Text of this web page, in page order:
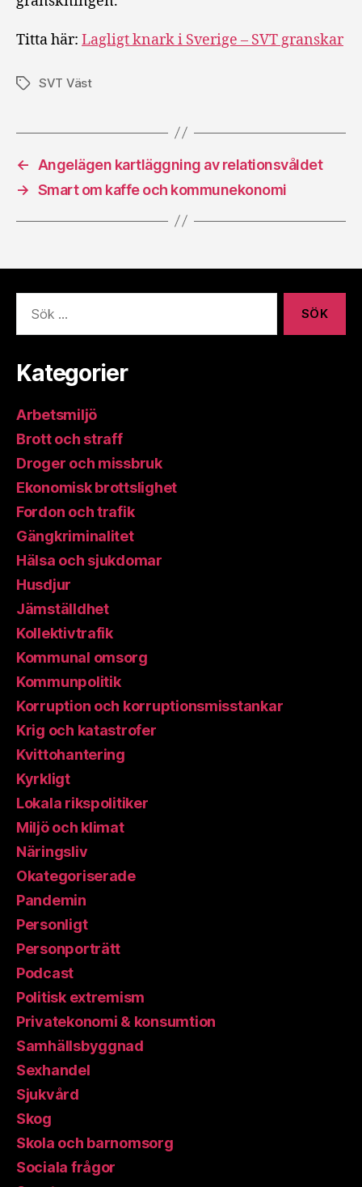
Titta här: Lagligt knark i Sverige – SVT granskar
EtiketterSVT Väst
←
Angelägen kartläggning av relationsvåldet
→ Smart om kaffe och kommunekonomi
efter:
Kategorier
Arbetsmiljö
Brott och straff
Droger och missbruk
Ekonomisk brottslighet
Fordon och trafik
Gängkriminalitet
Hälsa och sjukdomar
Husdjur
Jämställdhet
Kollektivtrafik
Kommunal omsorg
Kommunpolitik
Korruption och korruptionsmisstankar
Krig och katastrofer
Kvittohantering
Kyrkligt
Lokala rikspolitiker
Miljö och klimat
Näringsliv
Okategoriserade
Pandemin
Personligt
Personporträtt
Podcast
Politisk extremism
Privatekonomi & konsumtion
Samhällsbyggnad
Sexhandel
Sjukvård
Skog
Skola och barnomsorg
Sociala frågor